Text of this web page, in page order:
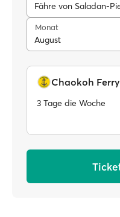
Fähre von Saladan-
Monat
August
Chaokoh Ferry
3 Tage die Woche